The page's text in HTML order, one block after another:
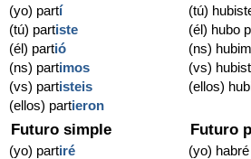
(yo) partí
(tú) partiste
(él) partió
(ns) partimos
(vs) partisteis
(ellos) partieron
(tú)
(él) hubo
(ns)
(vs)
(ellos)
Futuro simple
(yo) partiré
Futuro
(yo)